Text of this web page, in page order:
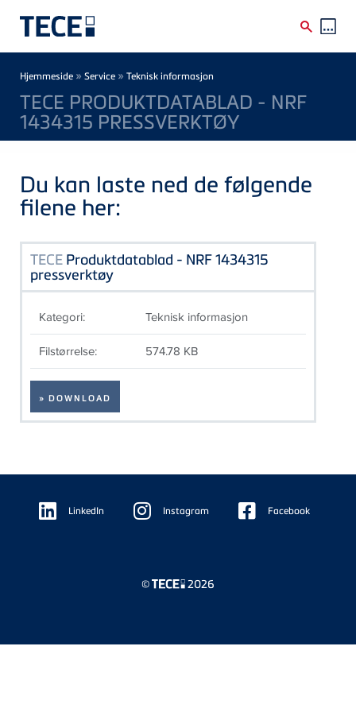
Breadcrumb
Hjemmeside » Service » Teknisk informasjon
TECE PRODUKTDATABLAD - NRF
1434315 PRESSVERKTØY
Du kan laste ned de følgende
filene her:
TECE Produktdatablad - NRF 1434315
pressverktøy
Kategori: Teknisk informasjon
Filstørrelse: 574.78 KB
» DOWNLOAD
Floating
Sidebar LinkedIn Instagram Facebook
© 2026